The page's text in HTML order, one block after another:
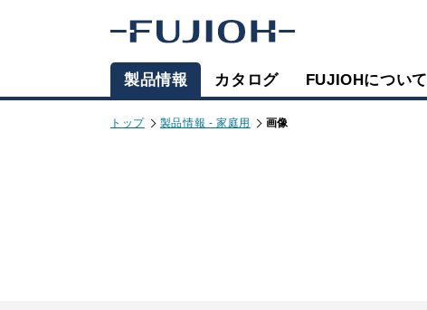
製品情報 カタログ FUJIOHについて
トップ 製品情報 - 家庭用 画像